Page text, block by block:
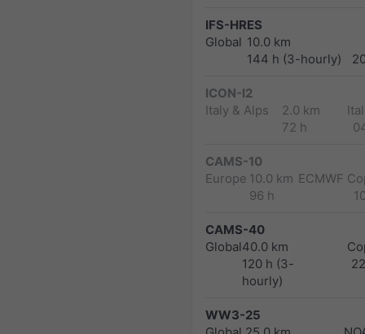
IFS-HRES
Global 10.0 km
144 h (3-hourly)
ICON-I2
Italy & Alps
2.0 km
72 h
CAMS-10
Europe 10.0 km
96 h
ECMWF
CAMS-40
Global40.0 km
120 h (3-
hourly)
WW3-25